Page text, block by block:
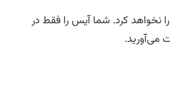
نخواهد کرد. شما آیس را فقط در
می‌آورید.